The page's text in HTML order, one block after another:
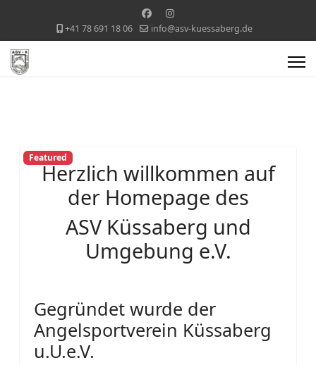
+41 78 691 18 06 info@asv-kuessaberg.de
Featured
Herzlich willkommen auf
der Homepage des
ASV Küssaberg und
Umgebung e.V.
Gegründet wurde der
Angelsportverein Küssaberg
u.U.e.V.